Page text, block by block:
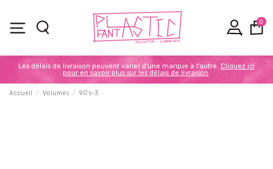
0
Les délais de livraison peuvent varier d'une marque à l'autre. Cliquez ici
pour en savoir plus sur les délais de livraison.
Accueil Volumes 90's-3